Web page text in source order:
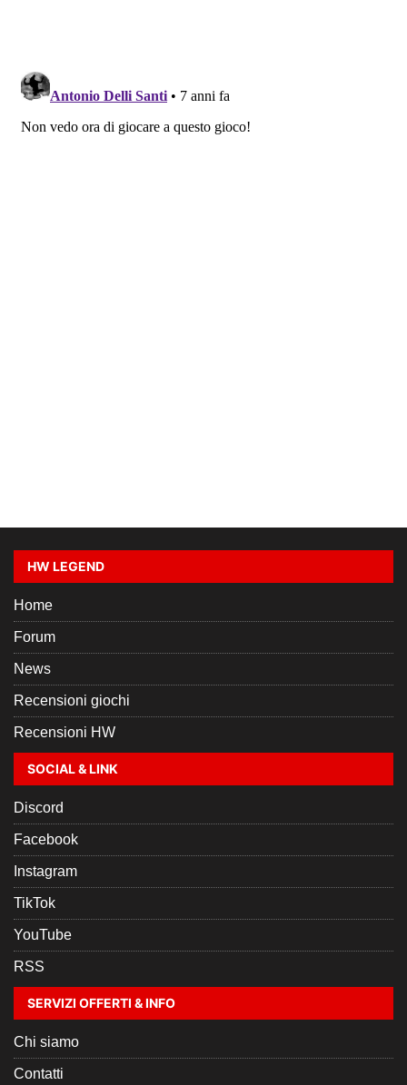
HW LEGEND
Home
Forum
News
Recensioni giochi
Recensioni HW
SOCIAL & LINK
Discord
Facebook
Instagram
TikTok
YouTube
RSS
SERVIZI OFFERTI & INFO
Chi siamo
Contatti